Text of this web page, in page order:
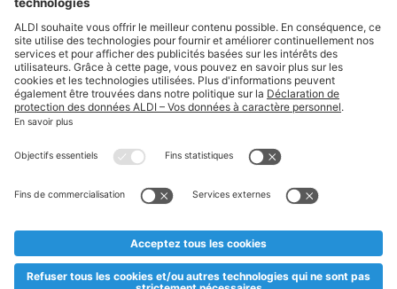
Suivez ALDI Luxembourg
Textes marqués d'un astérisque et mentions légales
esoulaang bis de Stock eidel ass. Mir soen Iech Merci fir Äert
Planifikatioun ausverkaaft sollte sinn. De VALORLUX-Präis an
** Op dësem Site huet d'Benotze vun der männlecher Form eng
besser Liesbarkeet am Sënn an huet keng diskriminéierend